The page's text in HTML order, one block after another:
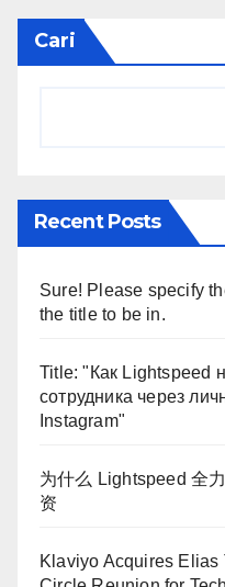
Cari
Recent Posts
Sure! Please specify
the title to be in.
Title: "Как Lightspeed
сотрудника через
Instagram"
为什么 Lightspeed 全
资
Klaviyo Acquires Elias